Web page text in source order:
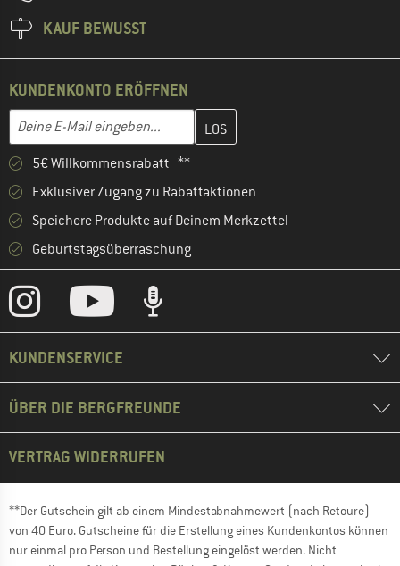
KAUF BEWUSST
KUNDENKONTO ERÖFFNEN
E-Mail-Adresse
Gib hier deine E-Mail-Adresse ein und erstelle im nächsten
5€ Willkommensrabatt **
Exklusiver Zugang zu Rabattaktionen
Speichere Produkte auf Deinem Merkzettel
Geburtstagsüberraschung
KUNDENSERVICE
ÜBER DIE BERGFREUNDE
VERTRAG WIDERRUFEN
**Der Gutschein gilt ab einem Mindestabnahmewert (nach Retoure)
von 40 Euro. Gutscheine für die Erstellung eines Kundenkontos können
nur einmal pro Person und Bestellung eingelöst werden. Nicht